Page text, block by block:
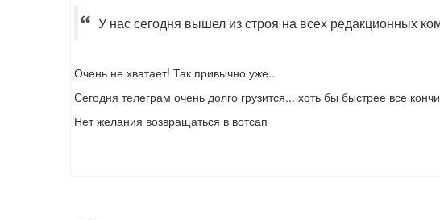
У нас сегодня вышел из строя на всех редакционных
Очень не хватает! Так привычно уже..
Сегодня телеграм очень долго грузится... хоть бы быстрее все
Нет желания возвращаться в вотсап